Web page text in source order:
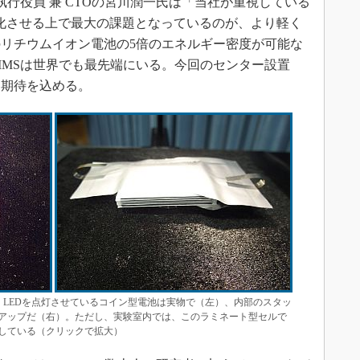
せる上で最大の課題となっているのが、より軽く
チウムイオン電池の5倍のエネルギー密度が可能な
は世界でも最先端にいる。今回のセンター設置
待を込める。
を点灯させているコイン型電池は実物で（左）、内部のスタッ
ップだ（右）。ただし、実験室内では、このラミネート型セルで
いる（クリックで拡大）